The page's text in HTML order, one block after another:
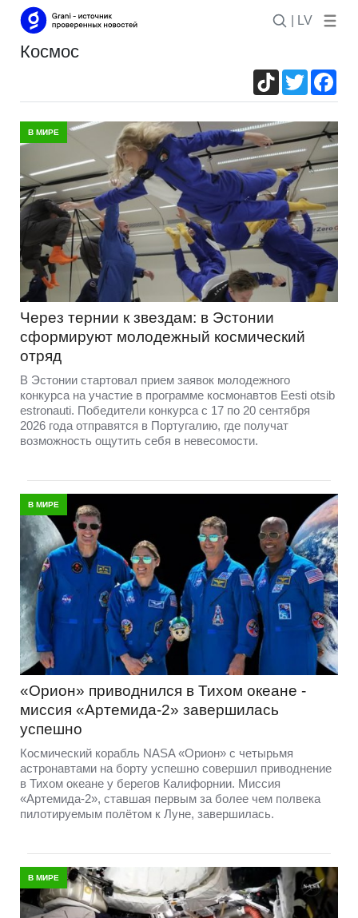
| LV
космос
TikTokTwitter
В МИРЕ
Через тернии к звездам: в Эстонии
сформируют молодежный космический
отряд
В Эстонии стартовал прием заявок молодежного
конкурса на участие в программе космонавтов Eesti otsib
estronauti. Победители конкурса с 17 по 20 сентября
2026 года отправятся в Португалию, где получат
возможность ощутить себя в невесомости.
В МИРЕ
«Орион» приводнился в Тихом океане -
миссия «Артемида-2» завершилась
успешно
Космический корабль NASA «Орион» с четырьмя
астронавтами на борту успешно совершил приводнение
в Тихом океане у берегов Калифорнии. Миссия
«Артемида-2», ставшая первым за более чем полвека
пилотируемым полётом к Луне, завершилась.
В МИРЕ